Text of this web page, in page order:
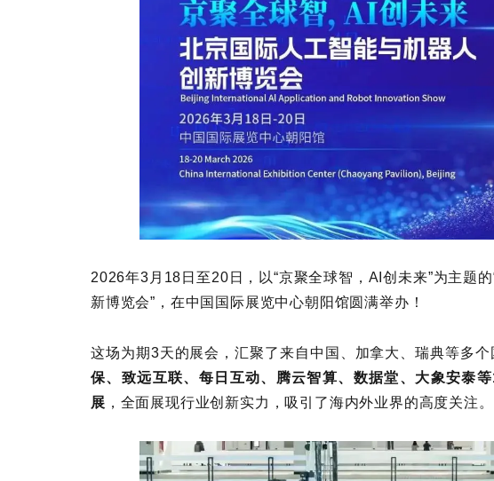
2026年3月18日至20日，以“京聚全球智，AI创未来”为主题
新博览会”，在中国国际展览中心朝阳馆圆满举办！
这场为期3天的展会，汇聚了来自中国、加拿大、瑞典等多
保、致远互联、每日互动、腾云智算、数据堂、大象安泰
展 ，全面展现行业创新实力，吸引了海内外业界的高度关注。